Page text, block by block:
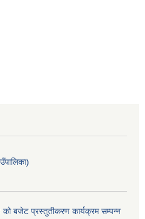
बजेट प्रस्तुतीकरण कार्यक्रम सम्पन्न